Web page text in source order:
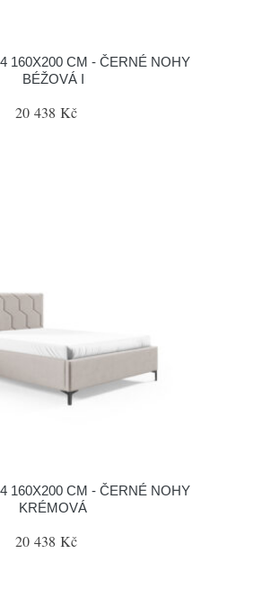
160X200 CM - ČERNÉ NOHY
BÉŽOVÁ I
20 438 Kč
160X200 CM - ČERNÉ NOHY
KRÉMOVÁ
20 438 Kč